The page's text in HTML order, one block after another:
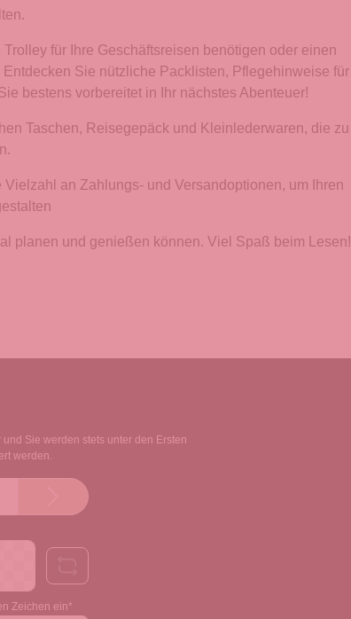
für Ihre Geschäftsreisen benötigen oder einen
Sie nützliche Packlisten, Pflegehinweise für
bestens vorbereitet in Ihr nächstes Abenteuer!
Taschen, Reisegepäck und Kleinlederwaren, die zu
an Zahlungs- und Versandoptionen, um Ihren
planen und genießen können. Viel Spaß beim Lesen!
Sie werden stets unter den Ersten
werden.
Zeichen ein*